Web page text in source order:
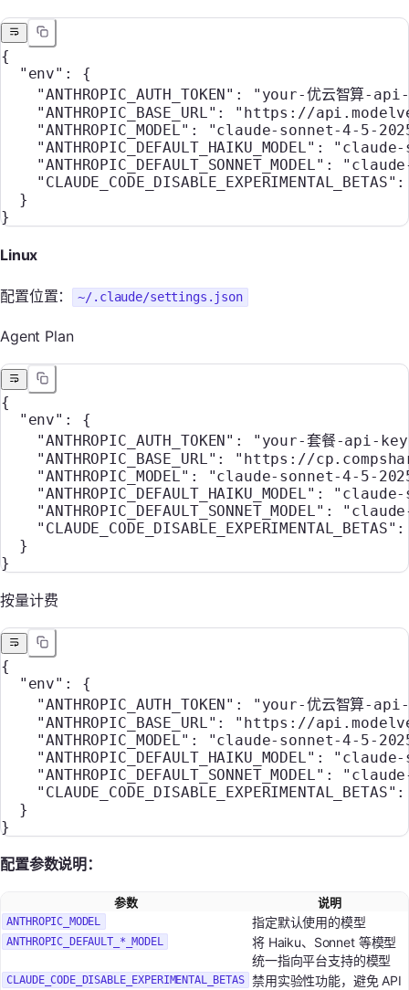
{
  "env"
: {
    "ANTHROPIC_AUTH_TOKEN"
:
"your-优云智算-
    "ANTHROPIC_BASE_URL"
:
"https://
    "ANTHROPIC_MODEL"
:
"claude-sonnet-4-5-
    "ANTHROPIC_DEFAULT_HAIKU_MODEL"
: "claude-
    "ANTHROPIC_DEFAULT_SONNET_MODEL"
:
    "CLAUDE_CODE_DISABLE_EXPERIMENTAL_BETAS"
  }
}
Linux
配置位置： ~/.claude/settings.json
Agent Plan
{
  "env"
: {
    "ANTHROPIC_AUTH_TOKEN"
:
"your-套餐-api-
    "ANTHROPIC_BASE_URL"
:
"https://
    "ANTHROPIC_MODEL"
:
"claude-sonnet-4-5-
    "ANTHROPIC_DEFAULT_HAIKU_MODEL"
: "claude-
    "ANTHROPIC_DEFAULT_SONNET_MODEL"
:
    "CLAUDE_CODE_DISABLE_EXPERIMENTAL_BETAS"
  }
}
按量计费
{
  "env"
: {
    "ANTHROPIC_AUTH_TOKEN"
:
"your-优云智算-
    "ANTHROPIC_BASE_URL"
:
"https://
    "ANTHROPIC_MODEL"
:
"claude-sonnet-4-5-
    "ANTHROPIC_DEFAULT_HAIKU_MODEL"
: "claude-
    "ANTHROPIC_DEFAULT_SONNET_MODEL"
:
    "CLAUDE_CODE_DISABLE_EXPERIMENTAL_BETAS"
  }
}
配置参数说明：
参数 说明
ANTHROPIC_MODEL 指定默认使用的模型
ANTHROPIC_DEFAULT_*_MODEL
将 Haiku、Sonnet 等模型
统一指向平台支持的模型
CLAUDE_CODE_DISABLE_EXPERIMENTAL_BETAS 禁用实验性功能，避免 API